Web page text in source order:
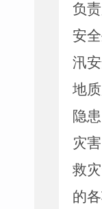
负
安
汛
地
隐
灾
救
的